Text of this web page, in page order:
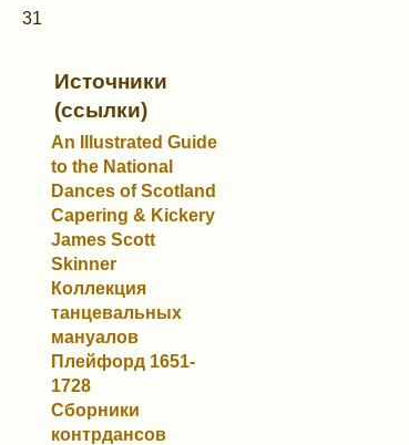
31
Источники
(ссылки)
An Illustrated Guide
to the National
Dances of Scotland
Capering & Kickery
James Scott
Skinner
Коллекция
танцевальных
мануалов
Плейфорд 1651-
1728
Сборники
контрдансов